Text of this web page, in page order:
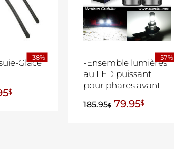
Glace
$
-38%
-Ensemble lumières
au LED puissant
pour phares avant
185.95$ 79.95$
-57%